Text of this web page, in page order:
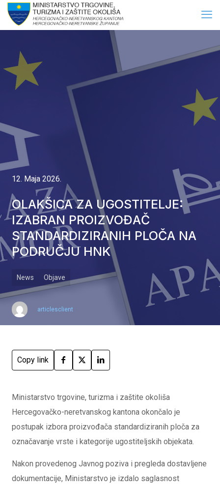
12. Maja 2026.
OLAKŠICA ZA UGOSTITELJE:
IZABRAN PROIZVOĐAČ
STANDARDIZIRANIH PLOČA NA
PODRUČJU HNK
News Objave
articlesclient
Copy link
Ministarstvo trgovine, turizma i zaštite okoliša
Hercegovačko-neretvanskog kantona okončalo je
postupak izbora proizvođača standardiziranih ploča za
označavanje vrste i kategorije ugostiteljskih objekata.
Nakon provedenog Javnog poziva i pregleda dostavljene
dokumentacije, Ministarstvo je izdalo saglasnost